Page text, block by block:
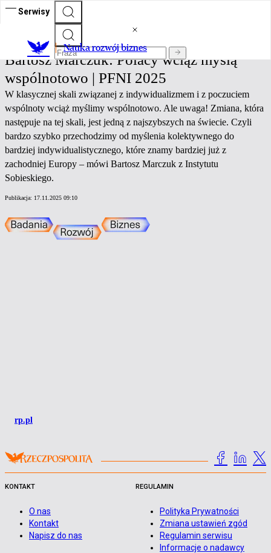
Serwisy
Nauka rozwój biznes
Nauka rozwój biznes
Bartosz Marczuk: Polacy wciąż myślą
wspólnotowo | PFNI 2025
W klasycznej skali związanej z indywidualizmem i z poczuciem
wspólnoty wciąż myślimy wspólnotowo. Ale uwaga! Zmiana, która
następuje na tej skali, jest jedną z najszybszych na świecie. Czyli
bardzo szybko przechodzimy od myślenia kolektywnego do
bardziej indywidualistycznego, które znamy bardziej już z
zachodniej Europy – mówi Bartosz Marczuk z Instytutu
Sobieskiego.
Publikacja: 17.11.2025 09:10
rp.pl
KONTAKT
O nas
Kontakt
Napisz do nas
REGULAMIN
Polityka Prywatności
Zmiana ustawień zgód
Regulamin serwisu
Informacje o nadawcy